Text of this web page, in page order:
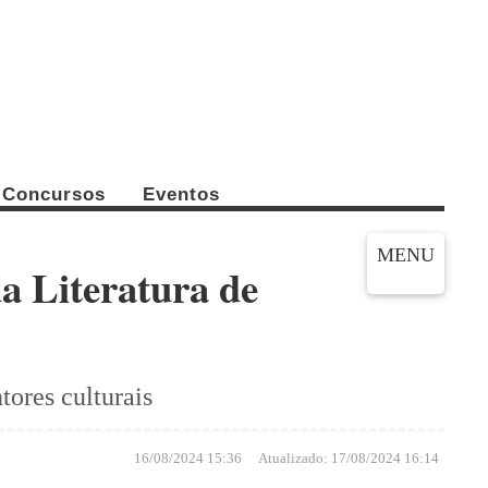
MENU
Concursos Eventos
Literatura de
culturais
Atualizado: 17/08/2024 16:14
16/08/2024 15:36